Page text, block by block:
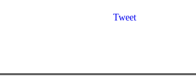
Tweet